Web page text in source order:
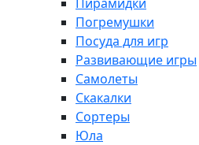
Погремушки
Посуда для игр
Развивающие игры
Самолеты
Скакалки
Сортеры
Юла